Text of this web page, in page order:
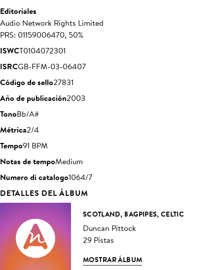
Editoriales
Audio Network Rights Limited
PRS: 01159006470, 50%
ISWCT0104072301
ISRCGB-FFM-03-06407
Código de sello27831
Año de publicación2003
TonoBb/A#
Métrica2/4
Tempo91 BPM
Notas de tempoMedium
Numero di catalogo1064/7
DETALLES DEL ÁLBUM
SCOTLAND, BAGPIPES, CELTIC
Duncan Pittock
29 Pistas
MOSTRAR ÁLBUM